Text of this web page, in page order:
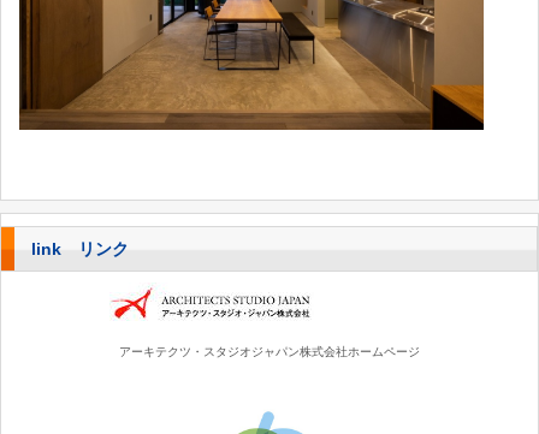
link リンク
アーキテクツ・スタジオジャパン株式会社ホームページ